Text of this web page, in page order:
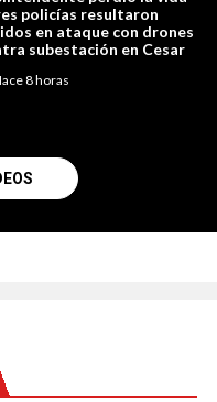
policías resultaron
en ataque con drones
subestación en Cesar
8 horas